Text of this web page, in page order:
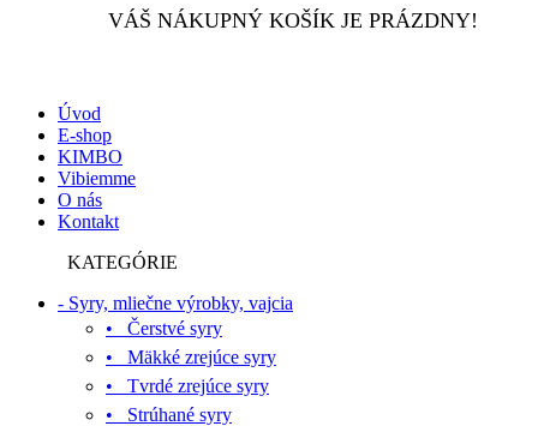
VÁŠ NÁKUPNÝ KOŠÍK JE PRÁZDNY!
Úvod
E-shop
KIMBO
Vibiemme
O nás
Kontakt
KATEGÓRIE
- Syry, mliečne výrobky, vajcia
• Čerstvé syry
• Mäkké zrejúce syry
• Tvrdé zrejúce syry
• Strúhané syry